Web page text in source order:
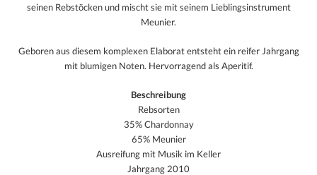
seinen Rebstöcken und mischt sie mit seinem Lieblingsinstrument
Meunier.
Geboren aus diesem komplexen Elaborat entsteht ein reifer Jahrgang
mit blumigen Noten. Hervorragend als Aperitif.
Beschreibung
Rebsorten
35% Chardonnay
65% Meunier
Ausreifung mit Musik im Keller
Jahrgang 2010